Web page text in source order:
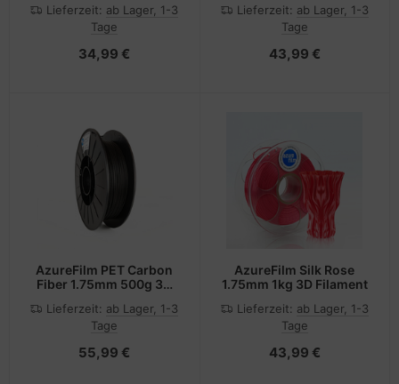
Lieferzeit: ab Lager, 1-3
Tage
34,99 €
Lieferzeit: ab Lager, 1-3
Tage
43,99 €
AzureFilm PET Carbon
Fiber 1.75mm 500g 3D
Lieferzeit: ab Lager, 1-3
Tage
55,99 €
AzureFilm Silk Rose
1.75mm 1kg 3D Filament
Lieferzeit: ab Lager, 1-3
Tage
43,99 €